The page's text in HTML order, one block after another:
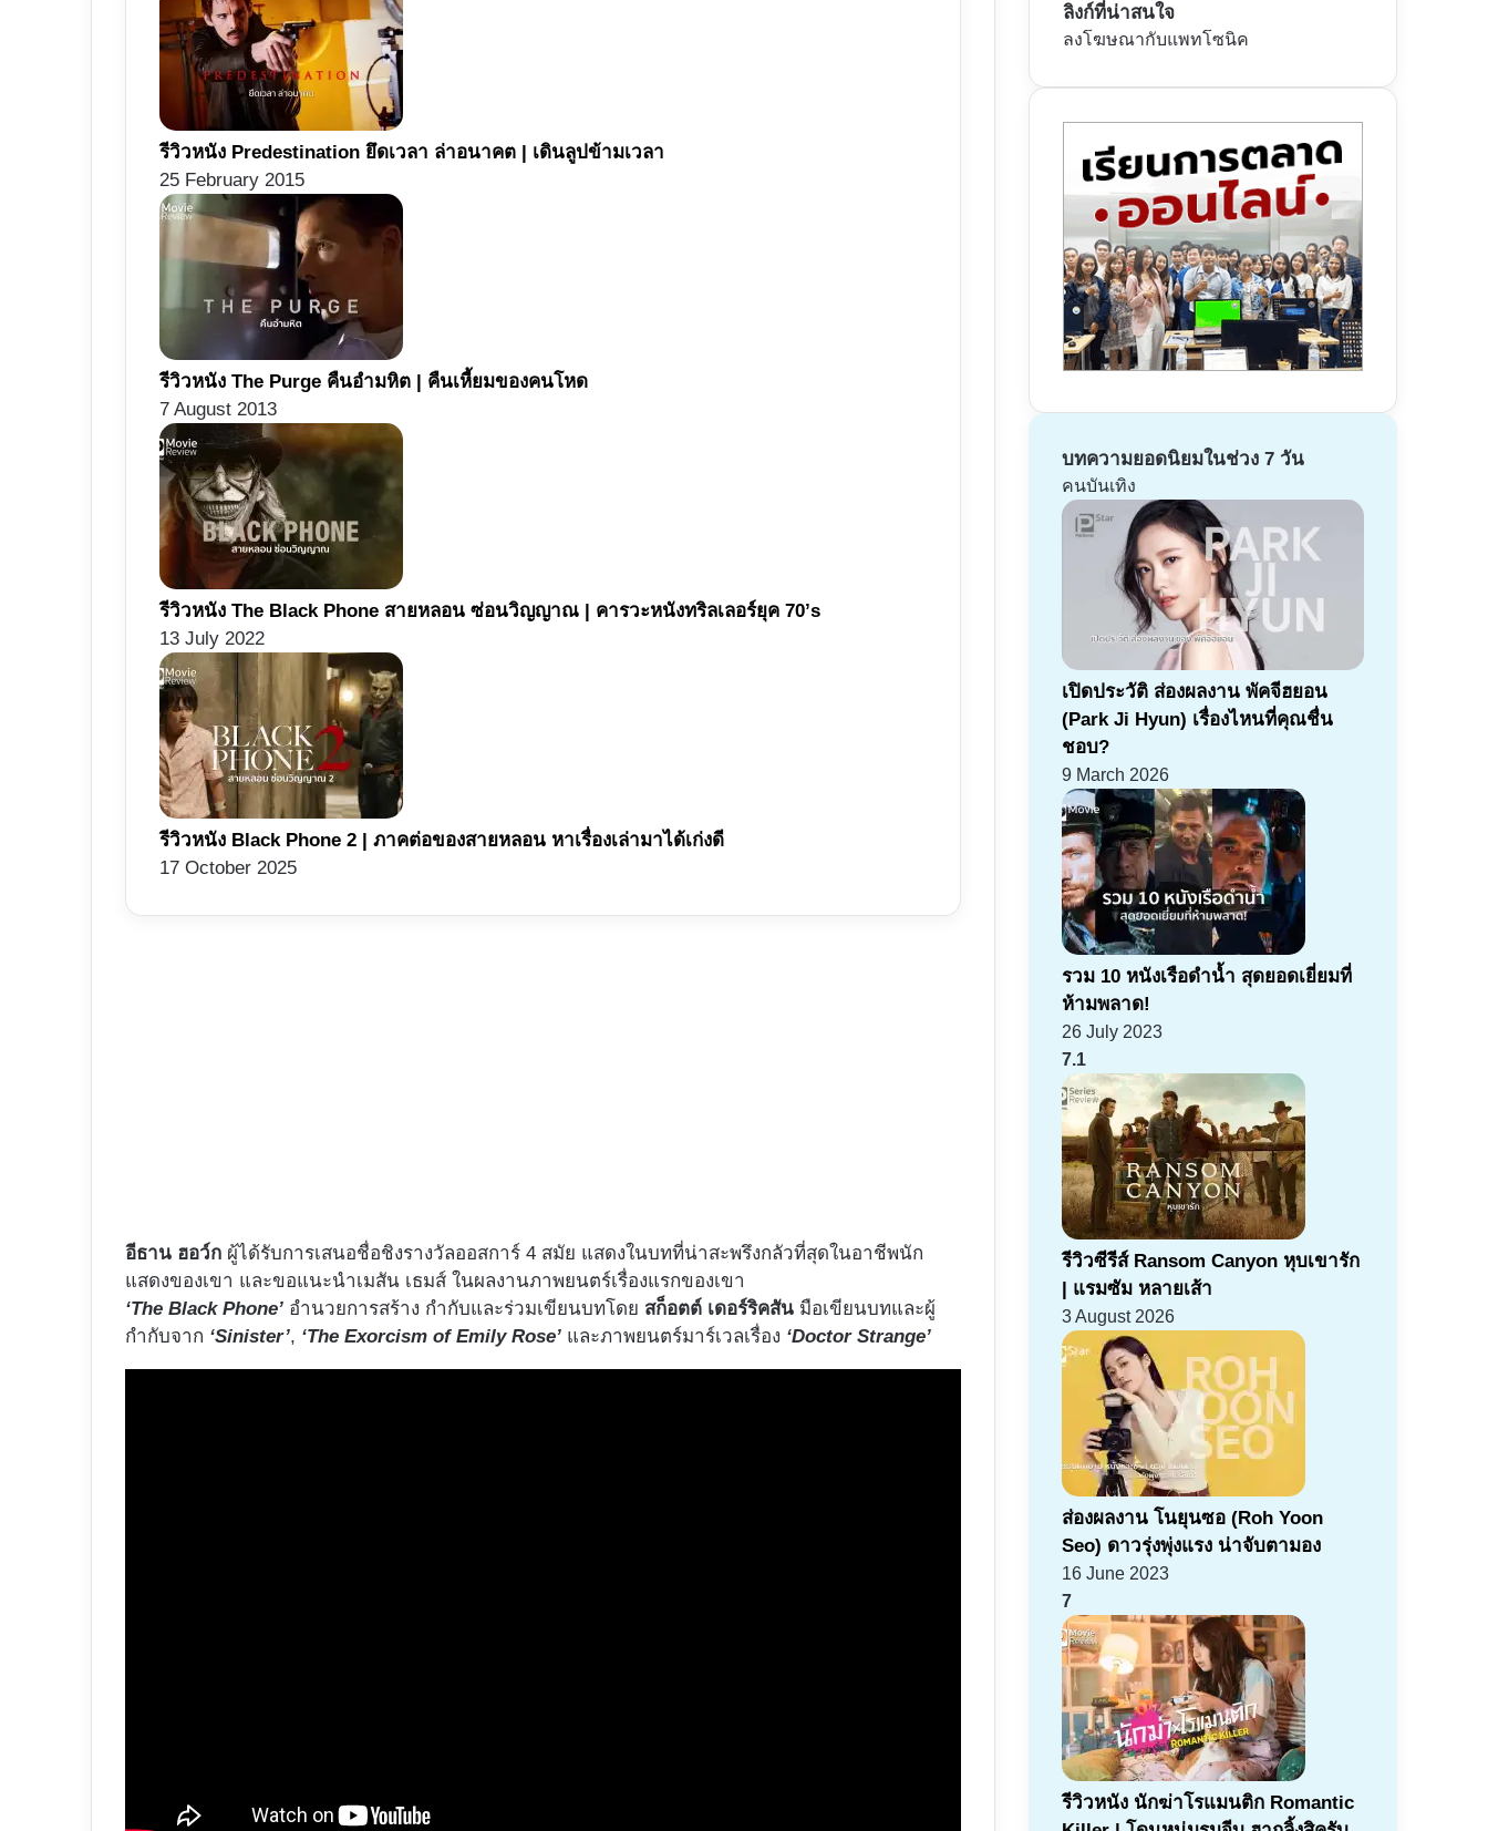
รีวิวหนัง Predestination ยึดเวลา ล่าอนาคต | เดินลูปข้ามเวลา
25 February 2015
รีวิวหนัง The Purge คืนอำมหิต | คืนเหี้ยมของคนโหด
7 August 2013
รีวิวหนัง The Black Phone สายหลอน ซ่อนวิญญาณ | คารวะหนังทริลเลอร์ยุค 70’s
13 July 2022
รีวิวหนัง Black Phone 2 | ภาคต่อของสายหลอน หาเรื่องเล่ามาได้เก่งดี
17 October 2025
อีธาน ฮอว์ก ผู้ได้รับการเสนอชื่อชิงรางวัลออสการ์ 4 สมัย แสดงในบทที่น่าสะพรึงกลัวที่สุดในอาชีพนัก
แสดงของเขา และขอแนะนำเมสัน เธมส์ ในผลงานภาพยนตร์เรื่องแรกของเขา
‘The Black Phone’ อำนวยการสร้าง กำกับและร่วมเขียนบทโดย สก็อตต์ เดอร์ริคสัน มือเขียนบทและผู้
กำกับจาก ‘Sinister’, ‘The Exorcism of Emily Rose’ และภาพยนตร์มาร์เวลเรื่อง ‘Doctor Strange’
ลิงก์ที่น่าสนใจ
ลงโฆษณากับแพทโซนิค
บทความยอดนิยมในช่วง 7 วัน
คนบันเทิง
เปิดประวัติ ส่องผลงาน พัคจีฮยอน
(Park Ji Hyun) เรื่องไหนที่คุณชื่น
ชอบ?
9 March 2026
รวม 10 หนังเรือดำน้ำ สุดยอดเยี่ยมที่
ห้ามพลาด!
26 July 2023
7.1
รีวิวซีรีส์ Ransom Canyon หุบเขารัก
| แรมซัม หลายเส้า
3 August 2026
ส่องผลงาน โนยุนซอ (Roh Yoon
Seo) ดาวรุ่งพุ่งแรง น่าจับตามอง
16 June 2023
7
รีวิวหนัง นักฆ่าโรแมนติก Romantic